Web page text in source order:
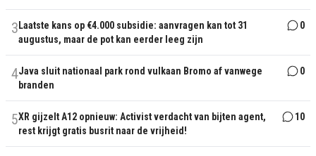
3 Laatste kans op €4.000 subsidie: aanvragen kan tot 31
augustus, maar de pot kan eerder leeg zijn
0
4Java sluit nationaal park rond vulkaan Bromo af vanwege
branden
0
5XR gijzelt A12 opnieuw: Activist verdacht van bijten agent,
rest krijgt gratis busrit naar de vrijheid!
10